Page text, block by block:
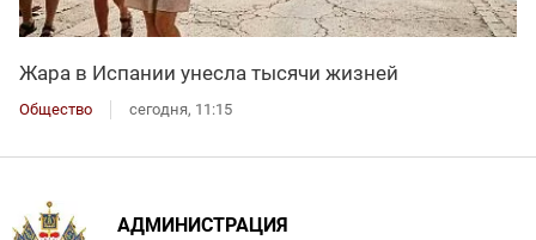
Жара в Испании унесла тысячи жизней
Общество сегодня, 11:15
АДМИНИСТРАЦИЯ